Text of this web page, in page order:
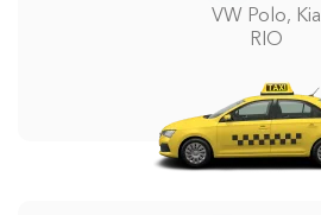
VW Polo, Kia
RIO